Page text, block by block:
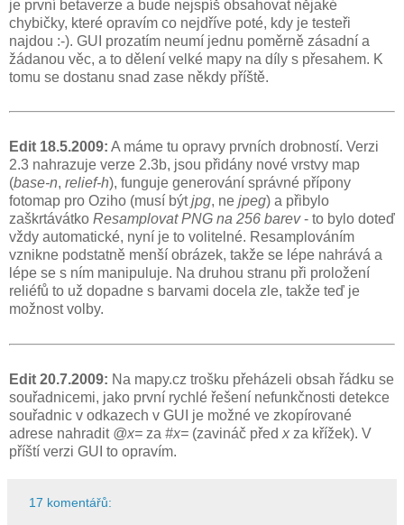
je první betaverze a bude nejspíš obsahovat nějaké
chybičky, které opravím co nejdříve poté, kdy je testeři
najdou :-). GUI prozatím neumí jednu poměrně zásadní a
žádanou věc, a to dělení velké mapy na díly s přesahem. K
tomu se dostanu snad zase někdy příště.
Edit 18.5.2009: A máme tu opravy prvních drobností. Verzi
2.3 nahrazuje verze 2.3b, jsou přidány nové vrstvy map
(base-n, relief-h), funguje generování správné přípony
fotomap pro Oziho (musí býtjpg, ne jpeg) a přibylo
zaškrtávátko Resamplovat PNG na 256 barev- to bylo doteď
vždy automatické, nyní je to volitelné. Resamplováním
vznikne podstatně menší obrázek, takže se lépe nahrává a
lépe se s ním manipuluje. Na druhou stranu při proložení
reliéfů to už dopadne s barvami docela zle, takže teď je
možnost volby.
Edit 20.7.2009: Na mapy.cz trošku přeházeli obsah řádku se
souřadnicemi, jako první rychlé řešení nefunkčnosti detekce
souřadnic v odkazech v GUI je možné ve zkopírované
adrese nahradit @x= za #x= (zavináč před x za křížek). V
příští verzi GUI to opravím.
17 komentářů: